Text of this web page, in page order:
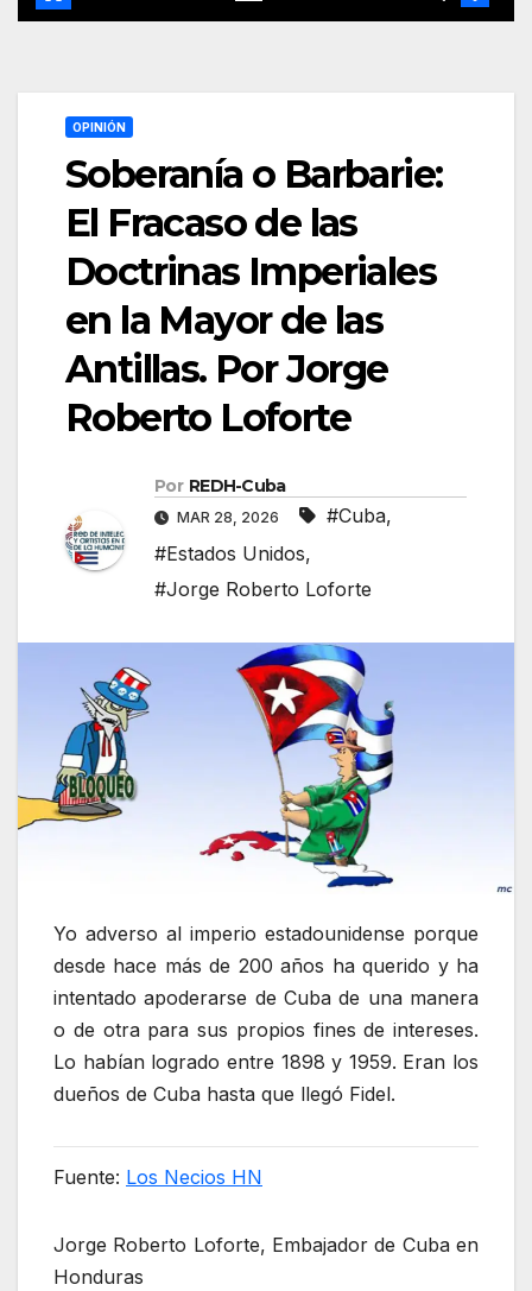
OPINIÓN
Soberanía o Barbarie:
El Fracaso de las
Doctrinas Imperiales
en la Mayor de las
Antillas. Por Jorge
Roberto Loforte
Por REDH-Cuba
MAR 28, 2026 #Cuba,
#Estados Unidos,
#Jorge Roberto Loforte
Yo adverso al imperio estadounidense porque
desde hace más de 200 años ha querido y ha
intentado apoderarse de Cuba de una manera
o de otra para sus propios fines de intereses.
Lo habían logrado entre 1898 y 1959. Eran los
dueños de Cuba hasta que llegó Fidel.
Fuente: Los Necios HN
Jorge Roberto Loforte, Embajador de Cuba en
Honduras